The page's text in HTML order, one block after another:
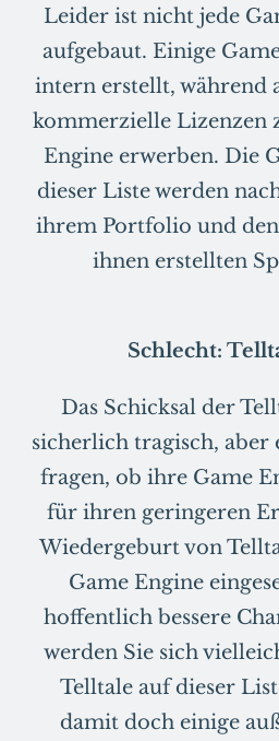
Leider ist nicht jede
aufgebaut. Einige
intern erstellt, während
kommerzielle Lizenzen
Engine erwerben. Die
dieser Liste werden
ihrem Portfolio und
ihnen erstellten
Schlecht:
Das Schicksal der
sicherlich tragisch, aber
fragen, ob ihre Game
für ihren geringeren
Wiedergeburt von
Game Engine
hoffentlich bessere
werden Sie sich
Telltale auf dieser
damit doch einige